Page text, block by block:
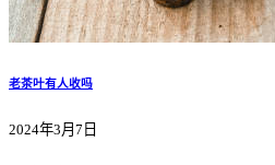
老茶叶有人收吗
2024年3月7日